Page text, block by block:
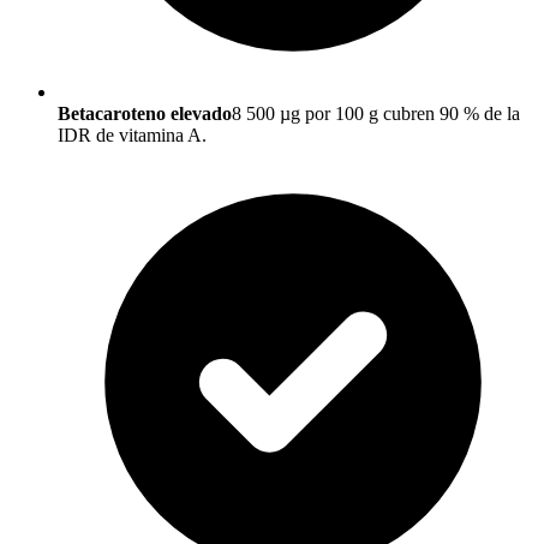
Betacaroteno elevado8 500 µg por 100 g cubren 90 % de la
IDR de vitamina A.